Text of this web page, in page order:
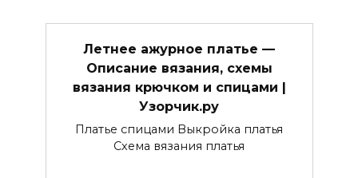
Летнее ажурное платье —
Описание вязания, схемы
вязания крючком и спицами |
Узорчик.ру
Платье спицами Выкройка платья
Схема вязания платья